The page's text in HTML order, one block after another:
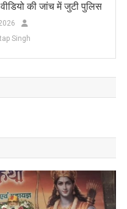
की जांच में जुटी पुलिस
Singh